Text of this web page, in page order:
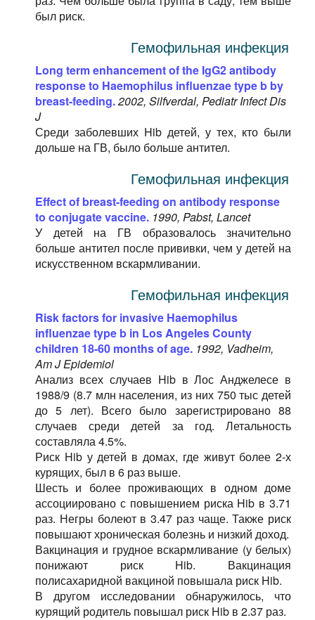
был риск.
Гемофильная инфекция
Long term enhancement of the IgG2 antibody
response to Haemophilus influenzae type b by
breast-feeding.2002, Silfverdal, Pediatr Infect Dis
J
Среди заболевших Hib детей, у тех, кто были
дольше на ГВ, было больше антител.
Гемофильная инфекция
Effect of breast-feeding on antibody response
to conjugate vaccine. 1990, Pabst, Lancet
У детей на ГВ образовалось значительно
больше антител после прививки, чем у детей на
искусственном вскармливании.
Гемофильная инфекция
Risk factors for invasive Haemophilus
influenzae type b in Los Angeles County
children 18-60 months of age. 1992, Vadheim,
Am J Epidemiol
Анализ всех случаев Hib в Лос Анджелесе в
1988/9 (8.7 млн населения, из них 750 тыс детей
до 5 лет). Всего было зарегистрировано 88
случаев среди детей за год. Летальность
составляла 4.5%.
Риск Hib у детей в домах, где живут более 2-х
курящих, был в 6 раз выше.
Шесть и более проживающих в одном доме
ассоциировано с повышением риска Hib в 3.71
раз. Негры болеют в 3.47 раз чаще. Также риск
повышают хроническая болезнь и низкий доход.
Вакцинация и грудное вскармливание (у белых)
понижают риск Hib. Вакцинация
полисахаридной вакциной повышала риск Hib.
В другом исследовании обнаружилось, что
курящий родитель повышал риск Hib в 2.37 раз.